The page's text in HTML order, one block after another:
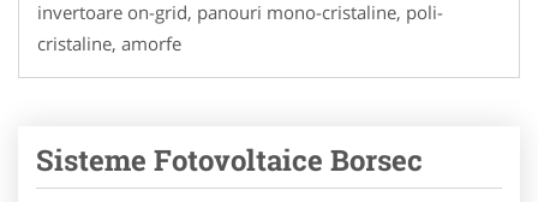
invertoare on-grid, panouri mono-cristaline, poli-
cristaline, amorfe
Sisteme Fotovoltaice Borsec